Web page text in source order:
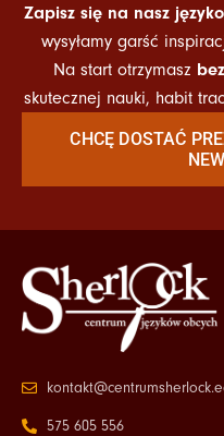
Zapisz się na nasz
wysyłamy garść
Na start otrzymasz
skutecznej nauki, habit
CHCĘ DOSTAĆ
575 605 556